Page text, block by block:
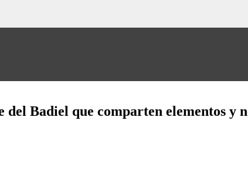
Badiel que comparten elementos y